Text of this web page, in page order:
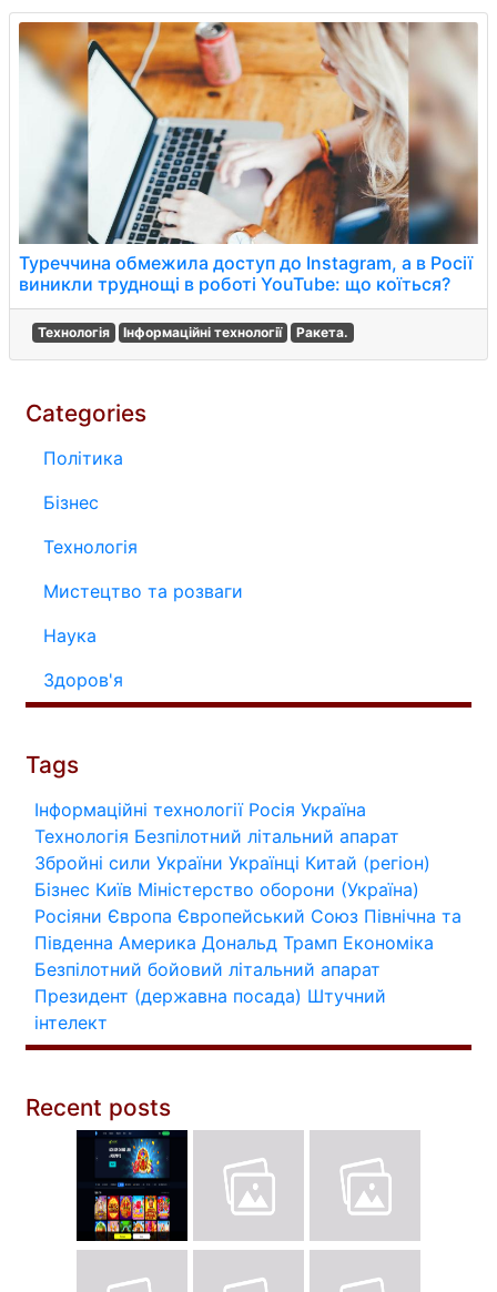
Туреччина обмежила доступ до Instagram, а в Росії
виникли труднощі в роботі YouTube: що коїться?
Технологія Інформаційні технології Ракета.
Categories
Політика
Бізнес
Технологія
Мистецтво та розваги
Наука
Здоров'я
Tags
Інформаційні технології Росія Україна
Технологія Безпілотний літальний апарат
Збройні сили України Українці Китай (регіон)
Бізнес Київ Міністерство оборони (Україна)
Росіяни Європа Європейський Союз Північна та
Південна Америка Дональд Трамп Економіка
Безпілотний бойовий літальний апарат
Президент (державна посада) Штучний
інтелект
Recent posts